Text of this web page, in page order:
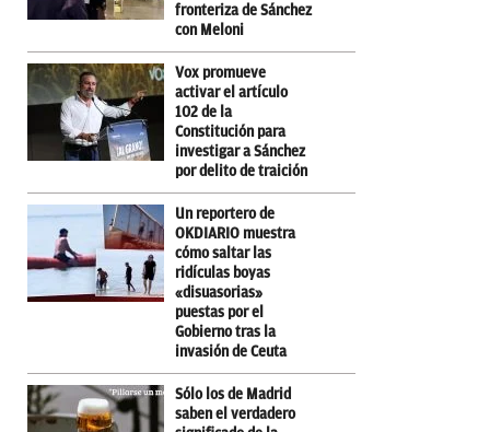
fronteriza de Sánchez
con Meloni
Vox promueve
activar el artículo
102 de la
Constitución para
investigar a Sánchez
por delito de traición
Un reportero de
OKDIARIO muestra
cómo saltar las
ridículas boyas
«disuasorias»
puestas por el
Gobierno tras la
invasión de Ceuta
Sólo los de Madrid
saben el verdadero